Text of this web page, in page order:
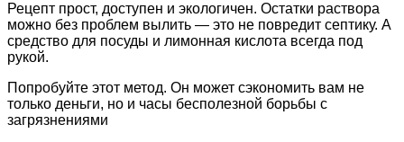
Рецепт прост, доступен и экологичен. Остатки раствора
можно без проблем вылить — это не повредит септику. А
средство для посуды и лимонная кислота всегда под
рукой.
Попробуйте этот метод. Он может сэкономить вам не
только деньги, но и часы бесполезной борьбы с
загрязнениями